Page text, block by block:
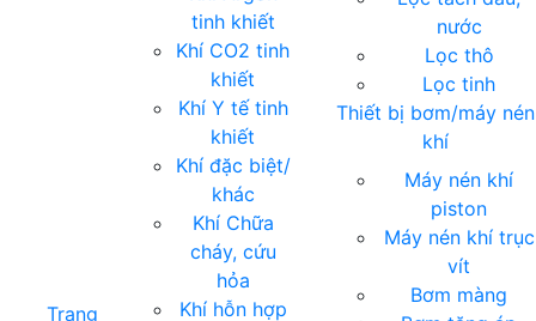
Trang
tinh khiết
Khí CO2 tinh
khiết
Khí Y tế tinh
khiết
Khí đặc biệt/
khác
Khí Chữa
cháy, cứu
hỏa
Khí hỗn hợp
nước
Lọc thô
Lọc tinh
Thiết bị bơm/máy nén
khí
Máy nén khí
piston
Máy nén khí trục
vít
Bơm màng